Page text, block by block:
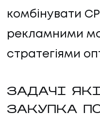
комбінувати
рекламними
стратегіями
ЗАДАЧІ
ЗАКУПКА ПО